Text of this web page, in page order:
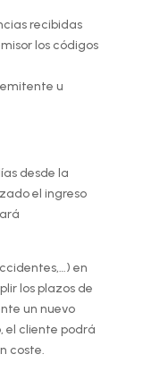
recibidas
los códigos
u
desde la
el ingreso
en
los plazos de
un nuevo
el cliente podrá
coste.